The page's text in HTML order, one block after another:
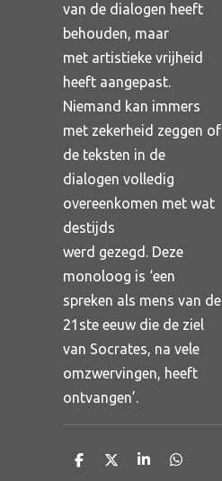
van de dialogen heeft
behouden, maar
met artistieke vrijheid
heeft aangepast.
Niemand kan immers
met zekerheid zeggen of
de teksten in de
dialogen volledig
overeenkomen met wat
destijds
werd gezegd. Deze
monoloog is ‘een
spreken als mens van de
21ste eeuw die de ziel
van Socrates, na vele
omzwervingen, heeft
ontvangen’.
D
D
S
D